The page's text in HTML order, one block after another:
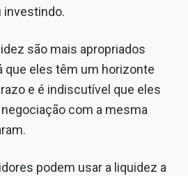
investindo.
são mais apropriados
que eles têm um horizonte
e é indiscutível que eles
com a mesma
podem usar a liquidez a